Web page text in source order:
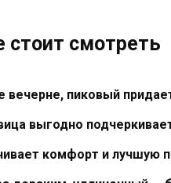
смотреть
пиковый
выгодно
комфорт и лучшую